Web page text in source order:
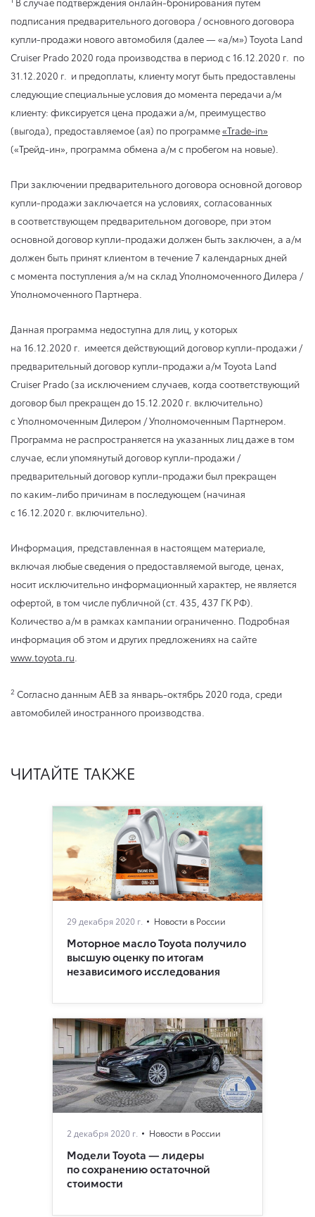
подписания предварительного договора / основного договора
купли-продажи нового автомобиля (далее — «а/м») Toyota Land
Cruiser Prado 2020 года производства в период с 16.12.2020 г.
по
31.12.2020 г.
и предоплаты, клиенту могут быть предоставлены
следующие специальные условия до момента передачи а/м
клиенту: фиксируется цена продажи а/м, преимущество
(выгода), предоставляемое (ая) по программе«Trade-in»
(«Трейд-ин», программа обмена а/м с пробегом на новые).
При заключении предварительного договора основной договор
купли-продажи заключается на условиях, согласованных
в соответствующем предварительном договоре, при этом
основной договор купли-продажи должен быть заключен, а а/м
должен быть принят клиентом в течение 7 календарных дней
с момента поступления а/м на склад Уполномоченного Дилера /
Уполномоченного Партнера.
Данная программа недоступна для лиц, у которых
на 16.12.2020 г.
имеется действующий договор купли-продажи /
предварительный договор купли-продажи а/м Toyota Land
Cruiser Prado (за исключением случаев, когда соответствующий
договор был прекращен до 15.12.2020 г. включительно)
с Уполномоченным Дилером / Уполномоченным Партнером.
Программа не распространяется на указанных лиц даже в том
случае, если упомянутый договор купли-продажи /
предварительный договор купли-продажи был прекращен
по каким-либо причинам в последующем (начиная
с 16.12.2020 г. включительно).
Информация, представленная в настоящем материале,
включая любые сведения о предоставляемой выгоде, ценах,
носит исключительно информационный характер, не является
офертой, в том числе публичной (ст. 435, 437 ГК РФ).
Количество а/м в рамках кампании ограниченно. Подробная
информация об этом и других предложениях на сайте
www.toyota.ru
2 Согласно данным AEB за январь-октябрь 2020 года, среди
автомобилей иностранного производства.
ЧИТАЙТЕ ТАКЖЕ
29 декабря 2020 г. Новости в России
Моторное масло Toyota получило
высшую оценку по итогам
независимого исследования
2 декабря 2020 г. Новости в России
Модели Toyota — лидеры
по сохранению остаточной
стоимости